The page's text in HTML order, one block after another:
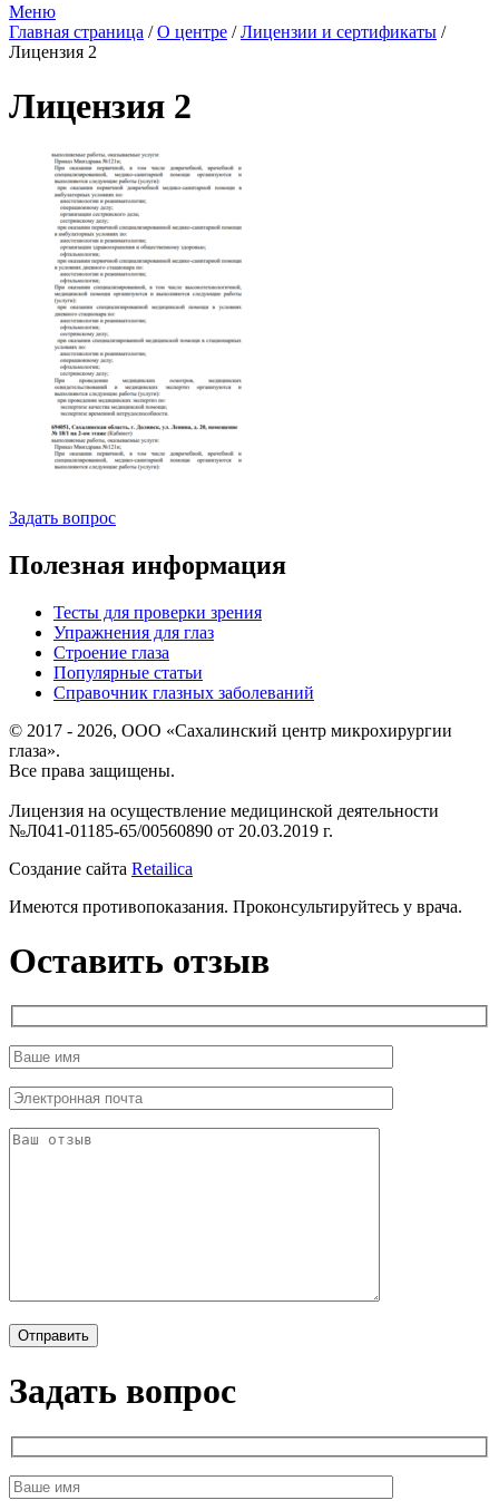
Меню
Главная страница /О центре /Лицензии и сертификаты /
Лицензия 2
Лицензия 2
Задать вопрос
Полезная информация
Тесты для проверки зрения
Упражнения для глаз
Строение глаза
Популярные статьи
Справочник глазных заболеваний
© 2017 - 2026, ООО «Сахалинский центр микрохирургии
глаза».
Все права защищены.
Лицензия на осуществление медицинской деятельности
№Л041-01185-65/00560890 от 20.03.2019 г.
Создание сайта Retailica
Имеются противопоказания. Проконсультируйтесь у врача.
Оставить отзыв
Задать вопрос